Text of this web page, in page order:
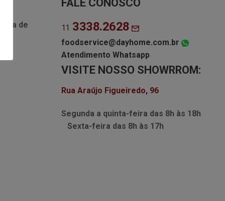
Lista de
FALE CONOSCO
11 3338.2628
foodservice@dayhome.com.br
Atendimento Whatsapp
VISITE NOSSO SHOWRROM:
Rua Araújo Figueiredo, 96
Segunda a quinta-feira das 8h às 18h
Sexta-feira das 8h às 17h